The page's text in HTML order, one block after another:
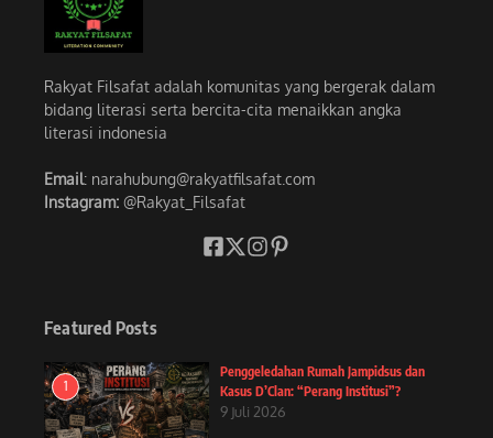
Rakyat Filsafat adalah komunitas yang bergerak dalam
bidang literasi serta bercita-cita menaikkan angka
literasi indonesia
Email: narahubung@rakyatfilsafat.com
Instagram: @Rakyat_Filsafat
Featured Posts
1
Penggeledahan Rumah Jampidsus dan
Kasus D’Clan: “Perang Institusi”?
9 Juli 2026